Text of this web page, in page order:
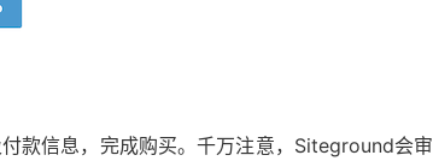
款信息，完成购买。千万注意，Siteground会审